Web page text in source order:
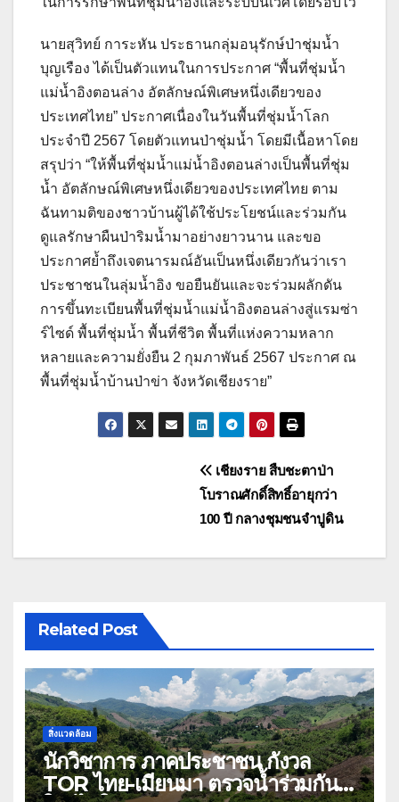
นายสุวิทย์ การะหัน ประธานกลุ่มอนุรักษ์ป่าชุ่มน้ำ
บุญเรือง ได้เป็นตัวแทนในการประกาศ “พื้นที่ชุ่มน้ำ
แม่น้ำอิงตอนล่าง อัตลักษณ์พิเศษหนึ่งเดียวของ
ประเทศไทย” ประกาศเนื่องในวันพื้นที่ชุ่มน้ำโลก
ประจำปี 2567 โดยตัวแทนป่าชุ่มน้ำ โดยมีเนื้อหาโดย
สรุปว่า “ให้พื้นที่ชุ่มน้ำแม่น้ำอิงตอนล่างเป็นพื้นที่ชุ่ม
น้ำ อัตลักษณ์พิเศษหนึ่งเดียวของประเทศไทย ตาม
ฉันทามติของชาวบ้านผู้ได้ใช้ประโยชน์และร่วมกัน
ดูแลรักษาผืนป่าริมน้ำมาอย่างยาวนาน และขอ
ประกาศย้ำถึงเจตนารมณ์อันเป็นหนึ่งเดียวกันว่าเรา
ประชาชนในลุ่มน้ำอิง ขอยืนยันและจะร่วมผลักดัน
การขึ้นทะเบียนพื้นที่ชุ่มน้ำแม่น้ำอิงตอนล่างสู่แรมซ่า
ร์ไซด์ พื้นที่ชุ่มน้ำ พื้นที่ชีวิต พื้นที่แห่งความหลาก
หลายและความยั่งยืน 2 กุมภาพันธ์ 2567 ประกาศ ณ
พื้นที่ชุ่มน้ำบ้านป่าข่า จังหวัดเชียงราย”
เชียงราย สืบชะตาป่า
โบราณศักดิ์สิทธิ์อายุกว่า
100 ปี กลางชุมชนจำปูดิน
Related Post
สิ่งแวดล้อม
นักวิชาการ ภาคประชาชน กังวล
TOR ไทย-เมียนมา ตรวจน้ำร่วมกัน